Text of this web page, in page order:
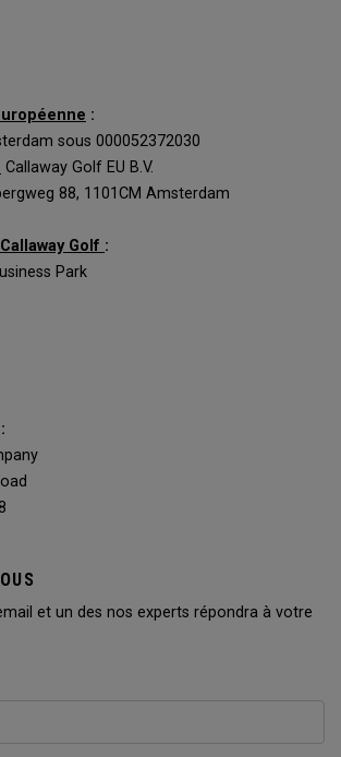
:
sous 000052372030
Callaway Golf EU B.V.
88, 1101CM Amsterdam
Golf :
Park
et un des nos experts répondra à votre